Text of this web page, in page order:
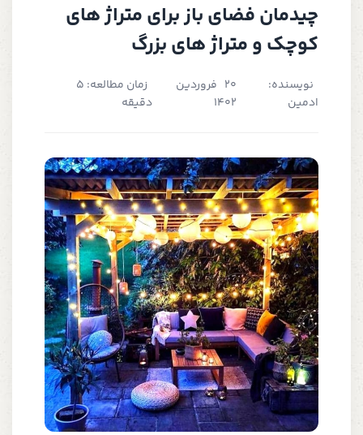
چیدمان فضای باز برای متراژ های
کوچک و متراژ های بزرگ
نویسنده:
ادمین
20 فروردین
1402
زمان مطالعه: 5
دقیقه